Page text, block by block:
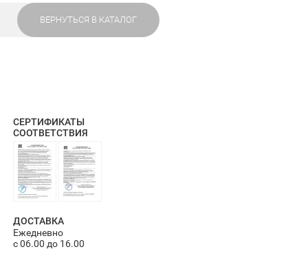
ВЕРНУТЬСЯ В КАТАЛОГ
СЕРТИФИКАТЫ
СООТВЕТСТВИЯ
ДОСТАВКА
Ежедневно
с 06.00 до 16.00